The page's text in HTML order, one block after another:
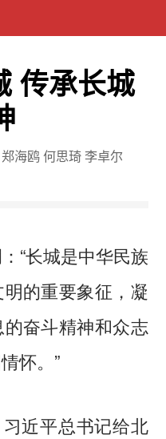
传承长城
海鸥 何思琦 李卓尔
长城是中华民族
的重要象征，凝
奋斗精神和众志
怀。”
近平总书记给北